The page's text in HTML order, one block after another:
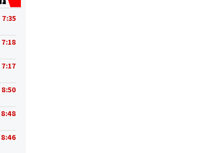
7:35
7:18
7:17
8:50
8:48
8:46